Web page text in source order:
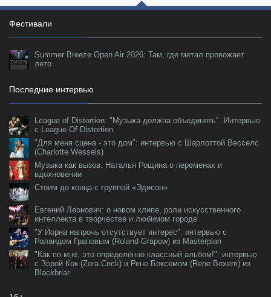
Фестивали
Summer Breeze Open Air 2026: Там, где метал провожает
лето
Последние интервью
League of Distortion: "Музыка должна объединять". Интервью
с League Of Distortion
"Для меня сцена - это дом": интервью с Шарлоттой Весселс
(Charlotte Wessels)
Музыка как вызов: Наталья Рощина о переменах и
вдохновении
Стоим до конца с группой «Эдисон»
Евгений Леонович: о новом клипе, роли искусственного
интеллекта в творчестве и любимом городе
"У Йорна напрочь отсутствует интерес": интервью с
Роландом Граповым (Roland Grapow) из Masterplan
"Как по мне, это определённо классный альбом!": интервью
с Зорой Кок (Zora Cock) и Рене Боксемом (Rene Boxem) из
Blackbriar